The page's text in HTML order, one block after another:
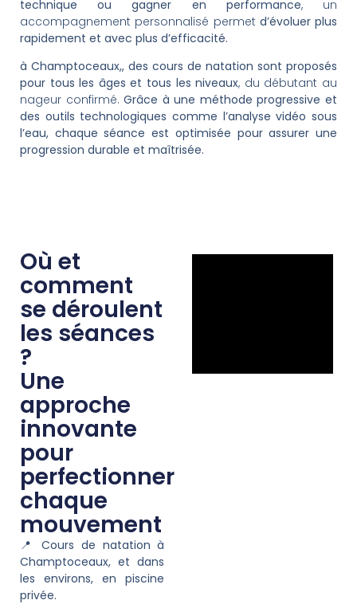
technique ou gagner en performance, un
accompagnement personnalisé permet d’évoluer plus
rapidement et avec plus d’efficacité.
à Champtoceaux,, des cours de natation sont proposés
pour tous les âges et tous les niveaux, du débutant au
nageur confirmé.Grâce à une méthode progressive et
des outils technologiques comme l’analyse vidéo sous
l’eau, chaque séance est optimisée pour assurer une
progression durable et maîtrisée.
Où et
comment
se déroulent
les séances
?
Une
approche
innovante
pour
perfectionner
chaque
mouvement
📍Cours de natation à
Champtoceaux, et dans
les environs, en piscine
privée.